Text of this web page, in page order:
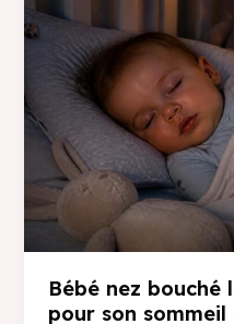
pour
chauffer
efficacement
maison
familiale
?
Bébé nez bouché
pour son